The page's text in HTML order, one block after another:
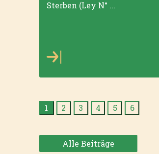
Sterben (Ley N° ...
1 2 3 4 5 6
Alle Beiträge